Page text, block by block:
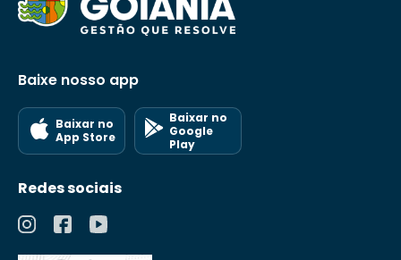
Baixe nosso app
Baixar no
App Store
Baixar no
Google
Play
Redes sociais